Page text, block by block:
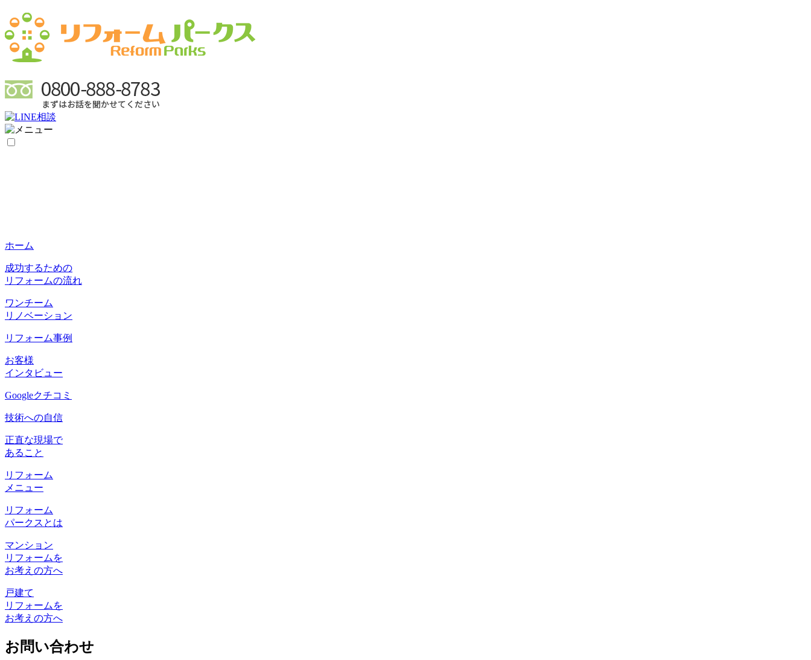
ホーム
成功するための
リフォームの流れ
ワンチーム
リノベーション
リフォーム事例
お客様
インタビュー
Googleクチコミ
技術への自信
正直な現場で
あること
リフォーム
メニュー
リフォーム
パークスとは
マンション
リフォームを
お考えの方へ
戸建て
リフォームを
お考えの方へ
お問い合わせ